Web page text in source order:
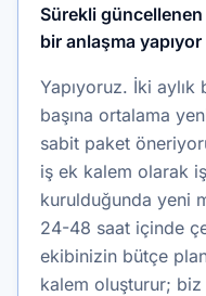
Sürekli
bir anlaşma
Yapıyoruz. İki
başına ortalama
sabit paket
iş ek kalem olarak
kurulduğunda yeni
24-48 saat içinde
ekibinizin bütçe
kalem oluşturur;